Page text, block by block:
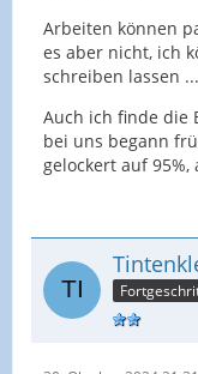
Arbeiten können
es aber nicht, ich
schreiben lassen
Auch ich finde die
bei uns begann
gelockert auf